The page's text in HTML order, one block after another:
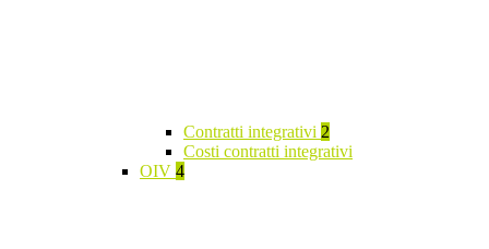
Contratti integrativi 2
Costi contratti integrativi
OIV 4